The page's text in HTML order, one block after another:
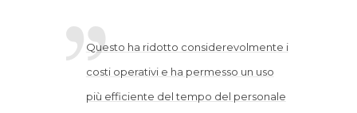
Questo ha ridotto considerevolmente i
costi operativi e ha permesso un uso
più efficiente del tempo del personale